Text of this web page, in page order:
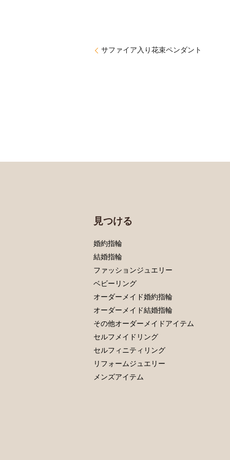
サファイア入り花束ペンダント
見つける
婚約指輪
結婚指輪
ファッションジュエリー
ベビーリング
オーダーメイド婚約指輪
オーダーメイド結婚指輪
その他オーダーメイドアイテム
セルフメイドリング
セルフィニティリング
リフォームジュエリー
メンズアイテム